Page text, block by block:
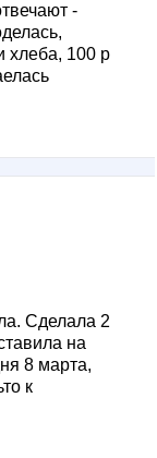
-
хлеба, 100 р
Сделала 2
на
8 марта,
к